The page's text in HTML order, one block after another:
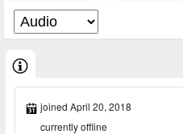
joined April 20, 2018
currently offline